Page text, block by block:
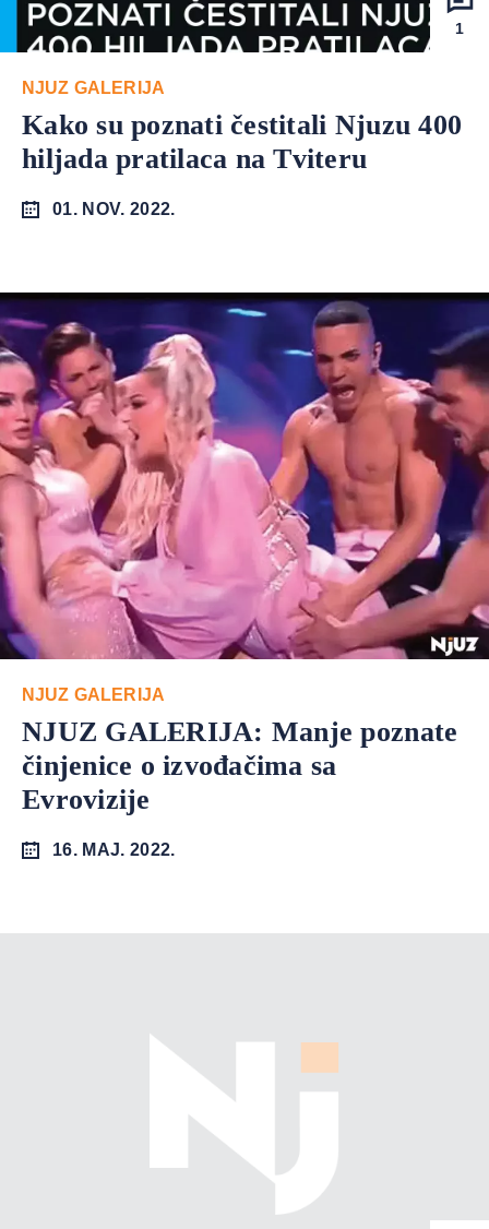
1
NJUZ GALERIJA
Kako su poznati čestitali Njuzu 400
hiljada pratilaca na Tviteru
01. NOV. 2022.
NJUZ GALERIJA
NJUZ GALERIJA: Manje poznate
činjenice o izvođačima sa
Evrovizije
16. MAJ. 2022.